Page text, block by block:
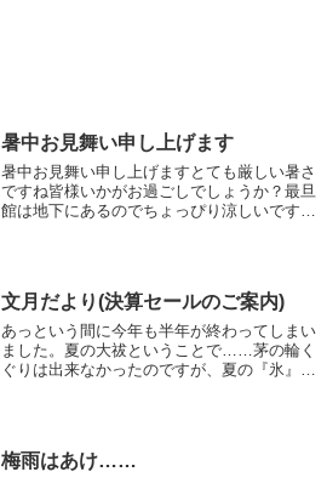
暑中お見舞い申し上げます
暑中お見舞い申し上げますとても厳しい暑さ
ですね皆様いかがお過ごしでしょうか？最旦
館は地下にあるのでちょっぴり涼しいですよ
て...
文月だより(決算セールのご案内)
あっという間に今年も半年が終わってしまい
ました。夏の大祓ということで……茅の輪く
ぐりは出来なかったのですが、夏の『氷』を
着...
梅雨はあけ……